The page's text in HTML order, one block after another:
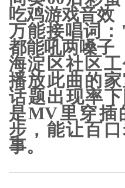
吃鸡游戏音效
万能接唱词
都能吼两嗓子
海淀区社区工
播放此曲的
话题出现率
是MV里穿插
步，能让百
事。